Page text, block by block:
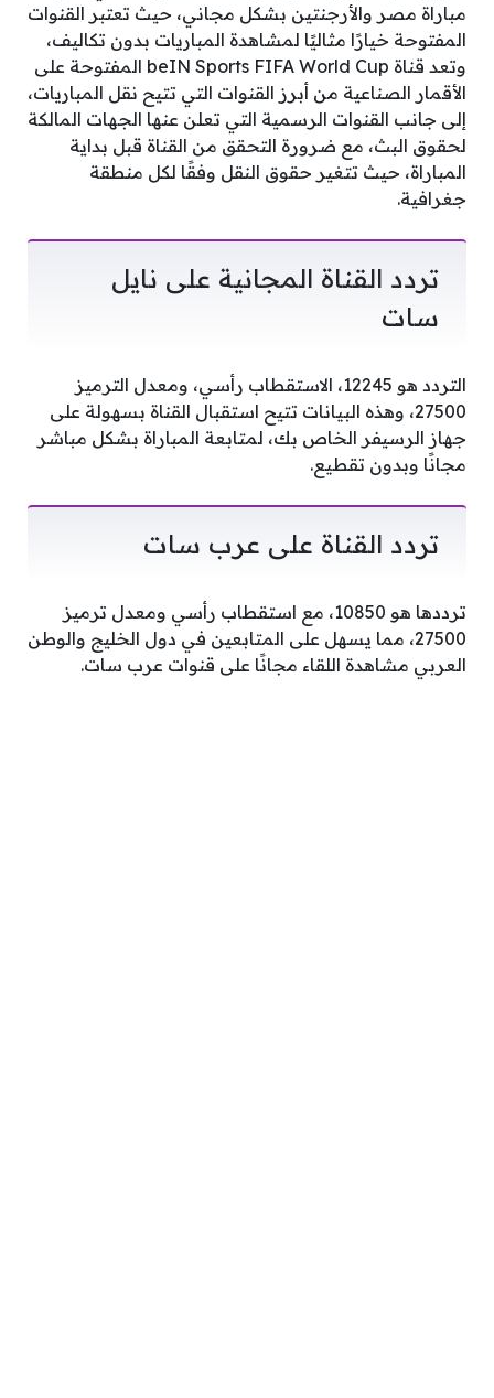
مباراة مصر والأرجنتين بشكل مجاني، حيث تعتبر القنوات
المفتوحة خيارًا مثاليًا لمشاهدة المباريات بدون تكاليف،
وتعد قناة beIN Sports FIFA World Cup المفتوحة على
الأقمار الصناعية من أبرز القنوات التي تتيح نقل المباريات،
إلى جانب القنوات الرسمية التي تعلن عنها الجهات المالكة
لحقوق البث، مع ضرورة التحقق من القناة قبل بداية
المباراة، حيث تتغير حقوق النقل وفقًا لكل منطقة
جغرافية.
تردد القناة المجانية على نايل
سات
التردد هو 12245، الاستقطاب رأسي، ومعدل الترميز
27500، وهذه البيانات تتيح استقبال القناة بسهولة على
جهاز الرسيفر الخاص بك، لمتابعة المباراة بشكل مباشر
مجانًا وبدون تقطيع.
تردد القناة على عرب سات
ترددها هو 10850، مع استقطاب رأسي ومعدل ترميز
27500، مما يسهل على المتابعين في دول الخليج والوطن
العربي مشاهدة اللقاء مجانًا على قنوات عرب سات.